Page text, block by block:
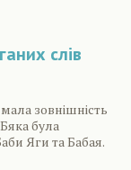
слів
зовнішність
була
Яги та Бабая.